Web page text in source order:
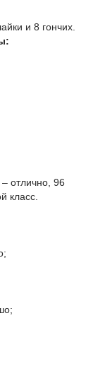
и 8 гончих.
отлично, 96
класс.